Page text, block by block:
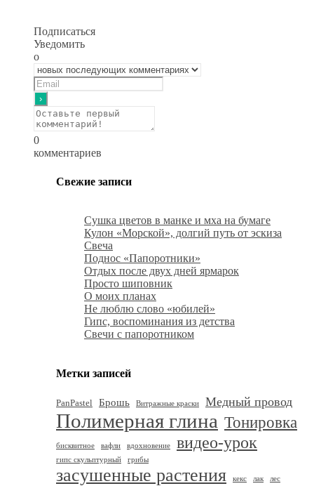
Подписаться
Уведомить
о
0
комментариев
Свежие записи
Сушка цветов в манке и мха на бумаге
Кулон «Морской», долгий путь от эскиза
Свеча
Поднос «Папоротники»
Отдых после двух дней ярмарок
Просто шиповник
О моих планах
Не люблю слово «юбилей»
Гипс, воспоминания из детства
Свечи с папоротником
Метки записей
PanPastel Брошь Витражные краски Медный провод
Полимерная глина Тонировка
бисквитное вафли вдохновение видео-урок
гипс скульптурный грибы
засушенные растения кекс лак
лес